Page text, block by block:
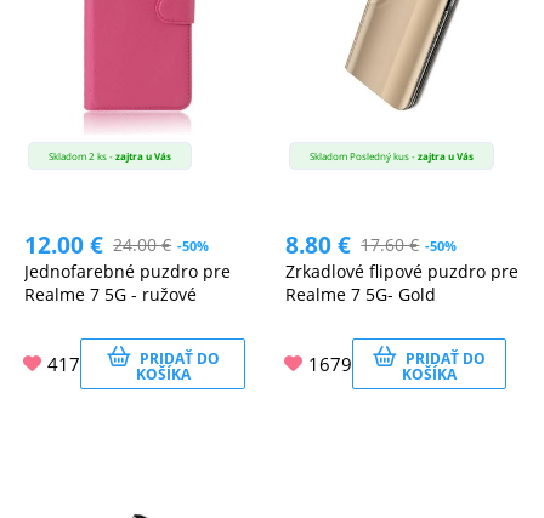
Skladom 2 ks -zajtra u Vás
12.00€ 24.00€ -50%
Jednofarebné puzdro pre
Realme 7 5G - ružové
417 PRIDAŤ DO
KOŠÍKA
Skladom Posledný kus -zajtra u Vás
8.80€ 17.60€ -50%
Zrkadlové flipové puzdro pre
Realme 7 5G- Gold
1679 PRIDAŤ DO
KOŠÍKA